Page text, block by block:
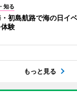
知る
初島航路で海の日イ
験
もっと見る